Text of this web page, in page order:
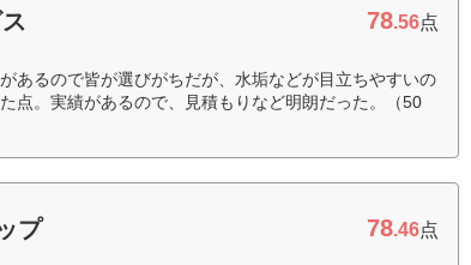
78.56点
あるので皆が選びがちだが、水垢などが目立ちやすいの
点。実績があるので、見積もりなど明朗だった。（50
プ 78.46点